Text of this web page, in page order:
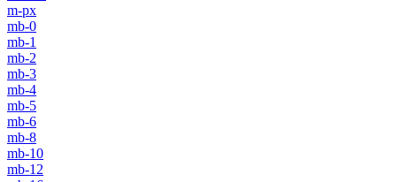
m-px
mb-0
mb-1
mb-2
mb-3
mb-4
mb-5
mb-6
mb-8
mb-10
mb-12